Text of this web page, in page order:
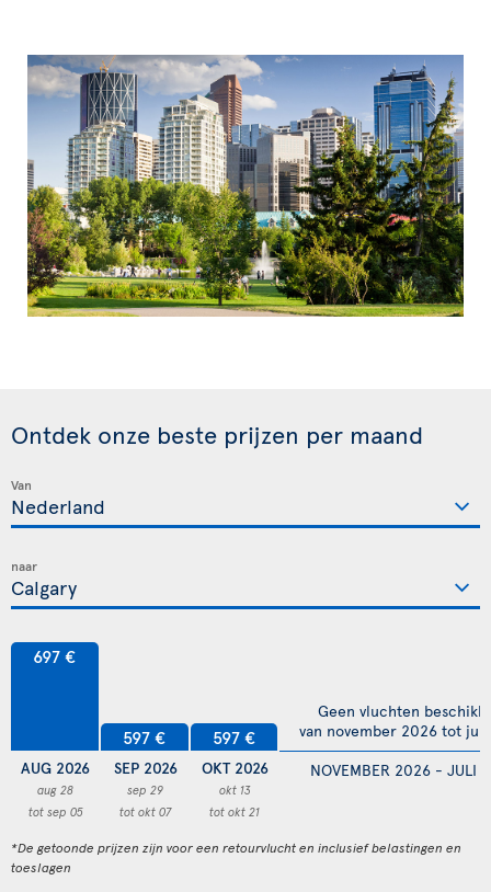
Ontdek onze beste prijzen per maand
Van
naar
697 €
AUG 2026
aug 28
tot sep 05
597 €
SEP 2026
sep 29
tot okt 07
597 €
OKT 2026
okt 13
tot okt 21
NOVEMBER 2026 - JULI
Geen vluchten
van november 2026 tot
*De getoonde prijzen zijn voor een retourvlucht en inclusief belastingen en
toeslagen